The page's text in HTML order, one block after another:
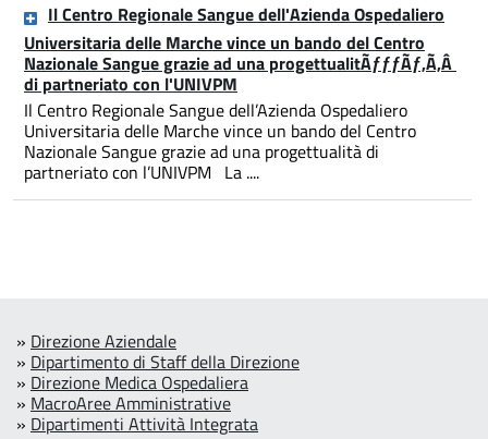
Il Centro Regionale Sangue dell'Azienda Ospedaliero
Universitaria delle Marche vince un bando del Centro
Nazionale Sangue grazie ad una progettualitÃƒƒƒÃƒ‚Ã‚Â
di partneriato con l'UNIVPM
Il Centro Regionale Sangue dell’Azienda Ospedaliero
Universitaria delle Marche vince un bando del Centro
Nazionale Sangue grazie ad una progettualità di
partneriato con l’UNIVPM La ....
» Direzione Aziendale
» Dipartimento di Staff della Direzione
» Direzione Medica Ospedaliera
» MacroAree Amministrative
» Dipartimenti Attività Integrata